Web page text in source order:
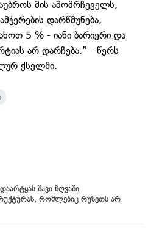
მის ამომრჩეველს,
დარწმუნება,
5 % - იანი ბარიერი და
არ დარჩება.” - წერს
ქსელში.
შავი ზღვაში
რომლებიც რუსეთს არ